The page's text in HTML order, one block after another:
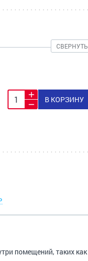
СВЕРНУТЬ
В КОРЗИНУ
помещений, таких как